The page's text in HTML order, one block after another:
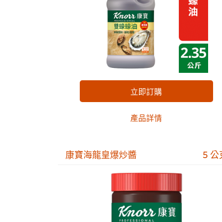
立即訂購
產品詳情
康寶海龍皇爆炒醬 5 公